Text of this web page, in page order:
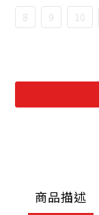
8 9 10
商品描述